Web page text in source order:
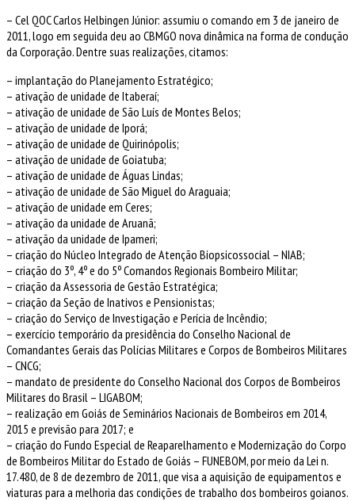
– Cel QOC Carlos Helbingen Júnior: assumiu o comando em 3 de janeiro de
2011, logo em seguida deu ao CBMGO nova dinâmica na forma de condução
da Corporação. Dentre suas realizações, citamos:
– implantação do Planejamento Estratégico;
– ativação de unidade de Itaberaí;
– ativação de unidade de São Luís de Montes Belos;
– ativação de unidade de Iporá;
– ativação de unidade de Quirinópolis;
– ativação de unidade de Goiatuba;
– ativação de unidade de Águas Lindas;
– ativação de unidade de São Miguel do Araguaia;
– ativação de unidade em Ceres;
– ativação da unidade de Aruanã;
– ativação da unidade de Ipameri;
– criação do Núcleo Integrado de Atenção Biopsicossocial – NIAB;
– criação do 3º, 4º e do 5º Comandos Regionais Bombeiro Militar;
– criação da Assessoria de Gestão Estratégica;
– criação da Seção de Inativos e Pensionistas;
– criação do Serviço de Investigação e Perícia de Incêndio;
– exercício temporário da presidência do Conselho Nacional de
Comandantes Gerais das Polícias Militares e Corpos de Bombeiros Militares
– CNCG;
– mandato de presidente do Conselho Nacional dos Corpos de Bombeiros
Militares do Brasil – LIGABOM;
– realização em Goiás de Seminários Nacionais de Bombeiros em 2014,
2015 e previsão para 2017; e
– criação do Fundo Especial de Reaparelhamento e Modernização do Corpo
de Bombeiros Militar do Estado de Goiás – FUNEBOM, por meio da Lei n.
17.480, de 8 de dezembro de 2011, que visa a aquisição de equipamentos e
viaturas para a melhoria das condições de trabalho dos bombeiros goianos.